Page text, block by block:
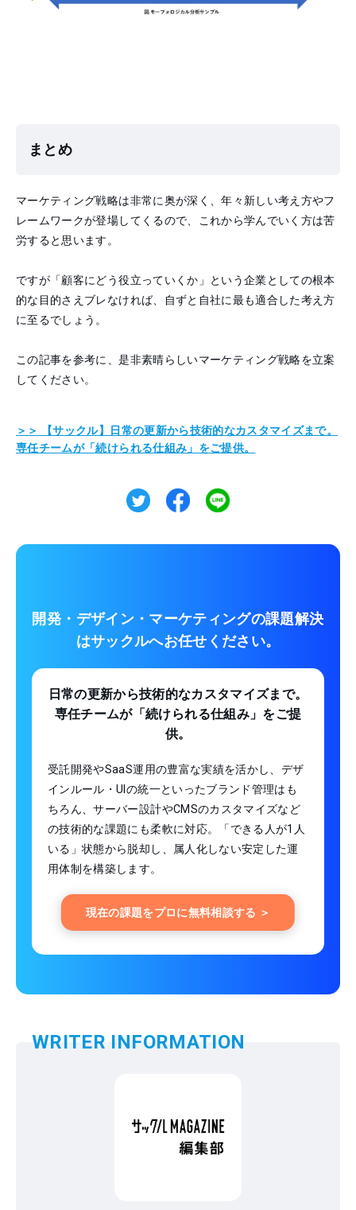
まとめ
マーケティング戦略は非常に奥が深く、年々新しい考え方やフ
レームワークが登場してくるので、これから学んでいく方は苦
労すると思います。
ですが「顧客にどう役立っていくか」という企業としての根本
的な目的さえブレなければ、自ずと自社に最も適合した考え方
に至るでしょう。
この記事を参考に、是非素晴らしいマーケティング戦略を立案
してください。
＞＞ 【サックル】日常の更新から技術的なカスタマイズまで。
専任チームが「続けられる仕組み」をご提供。
開発・デザイン・マーケティングの課題解決
はサックルへお任せください。
日常の更新から技術的なカスタマイズまで。
専任チームが「続けられる仕組み」をご提
供。
受託開発やSaaS運用の豊富な実績を活かし、デザ
インルール・UIの統一といったブランド管理はも
ちろん、サーバー設計やCMSのカスタマイズなど
の技術的な課題にも柔軟に対応。「できる人が1人
いる」状態から脱却し、属人化しない安定した運
用体制を構築します。
現在の課題をプロに無料相談する ＞
WRITER INFORMATION